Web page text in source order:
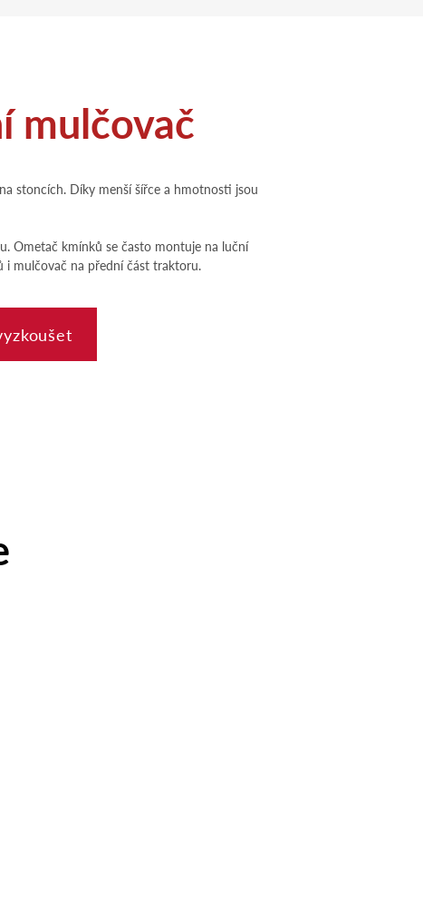
mulčovač
stoncích. Díky menší šířce a hmotnosti jsou
Ometač kmínků se často montuje na luční
i mulčovač na přední část traktoru.